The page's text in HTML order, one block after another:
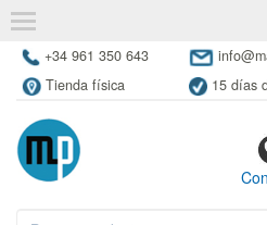
+34 961 350 643
Tienda física
15 días